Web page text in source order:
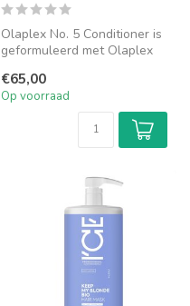
Olaplex No. 5 Conditioner is
geformuleerd met Olaplex
€65,00
Op voorraad